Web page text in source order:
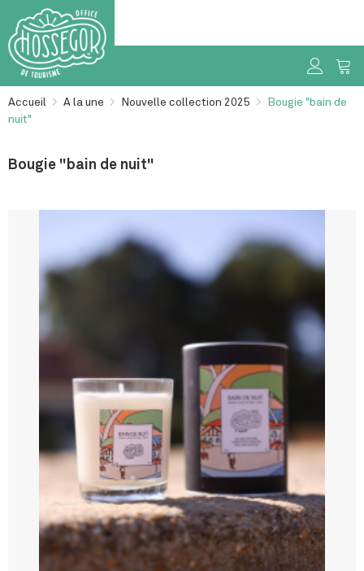
Accueil > A la une > Nouvelle collection 2025 >
Bougie "bain de
nuit"
Bougie "bain de nuit"